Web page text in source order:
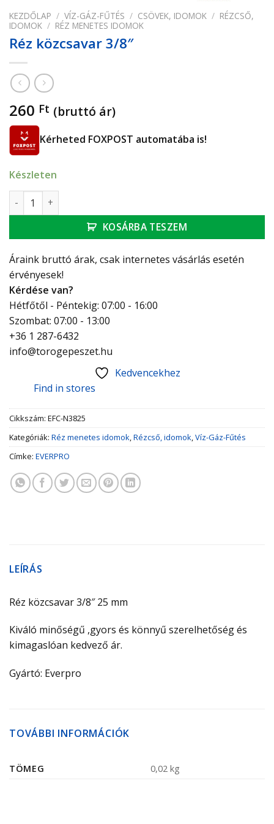
KEZDŐLAP / VÍZ-GÁZ-FŰTÉS / CSÖVEK, IDOMOK / RÉZCSŐ,
IDOMOK / RÉZ MENETES IDOMOK
Réz közcsavar 3/8″
260 Ft (bruttó ár)
Kérheted FOXPOST automatába is!
Készleten
Réz közcsavar 3/8" mennyiség
KOSÁRBA TESZEM
Áraink bruttó árak, csak internetes vásárlás esetén
érvényesek!
Kérdése van?
Hétfőtől - Péntekig: 07:00 - 16:00
Szombat: 07:00 - 13:00
+36 1 287-6432
info@torogepeszet.hu
Kedvencekhez
Find in stores
Cikkszám: EFC-N3825
Kategóriák: Réz menetes idomok,Rézcső, idomok,Víz-Gáz-Fűtés
Címke: EVERPRO
LEÍRÁS
Réz közcsavar 3/8″ 25 mm
Kiváló minőségű ,gyors és könnyű szerelhetőség és
kimagaslóan kedvező ár.
Gyártó: Everpro
TOVÁBBI INFORMÁCIÓK
TÖMEG 0,02 kg